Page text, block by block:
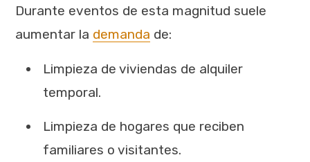
Durante eventos de esta magnitud suele
aumentar la demanda de:
Limpieza de viviendas de alquiler
temporal.
Limpieza de hogares que reciben
familiares o visitantes.